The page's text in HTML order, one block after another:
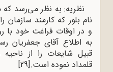
نظریه: به نظر می‌رسد
نام بلور که کارمند سازمان
و در اوقات فراغت خود با
به اطلاع آقای جعفریان
قبیل شایعات را از
قلمداد نموده است.[29]